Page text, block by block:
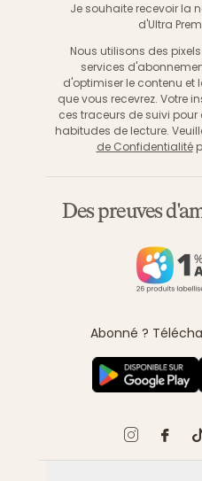
Je souhaite recevoir la
d'Ultra
Nous utilisons des
services
d'optimiser le contenu
que vous recevrez. Votre
ces traceurs de suivi
habitudes de lecture.
de Confidentialité
Des preuves
Abonné ?